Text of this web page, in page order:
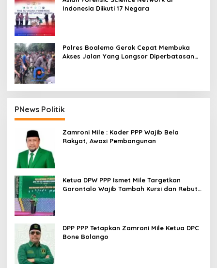
Indonesia Diikuti 17 Negara
Polres Boalemo Gerak Cepat Membuka
Akses Jalan Yang Longsor Diperbatasan
PNews Politik
Zamroni Mile : Kader PPP Wajib Bela
Rakyat, Awasi Pembangunan
Ketua DPW PPP Ismet Mile Targetkan
Gorontalo Wajib Tambah Kursi dan Rebut
DPP PPP Tetapkan Zamroni Mile Ketua DPC
Bone Bolango